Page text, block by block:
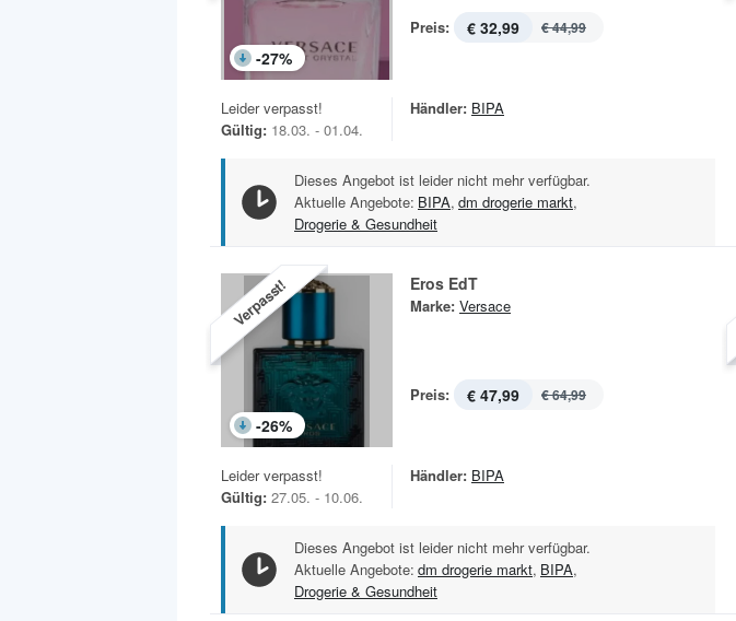
-27%
Preis: € 32,99 € 44,99
Leider verpasst!
Gültig: 18.03. - 01.04.
Händler: BIPA
Dieses Angebot ist leider nicht mehr verfügbar.
Aktuelle Angebote: BIPA, dm drogerie markt,
Drogerie & Gesundheit
Verpasst!
-26%
Eros EdT
Marke: Versace
Preis: € 47,99 € 64,99
Leider verpasst!
Gültig: 27.05. - 10.06.
Händler: BIPA
Dieses Angebot ist leider nicht mehr verfügbar.
Aktuelle Angebote: dm drogerie markt, BIPA,
Drogerie & Gesundheit